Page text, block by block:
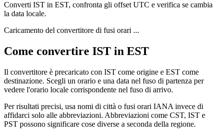
Converti IST in EST, confronta gli offset UTC e verifica se cambia
la data locale.
Caricamento del convertitore di fusi orari ...
Come convertire IST in EST
Il convertitore è precaricato con IST come origine e EST come
destinazione. Scegli un orario e una data nel fuso di partenza per
vedere l'orario locale corrispondente nel fuso di arrivo.
Per risultati precisi, usa nomi di città o fusi orari IANA invece di
affidarci solo alle abbreviazioni. Abbreviazioni come CST, IST e
PST possono significare cose diverse a seconda della regione.